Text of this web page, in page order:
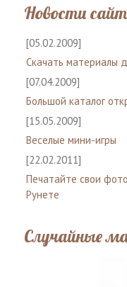
Новости
[05.02.2009]
Скачать материалы
[07.04.2009]
Большой каталог
[15.05.2009]
Веселые мини-игры
[22.02.2011]
Печатайте свои
Рунете
Случайные